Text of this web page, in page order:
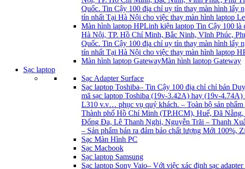
Quốc. Tin Cậy 100 địa chỉ uy tín thay màn hình
tín nhất Tại Hà Nội cho việc thay màn hình laptop
Màn hình laptop HPLinh kiện laptop Tin Cậy 100 là
Hà Nội, TP. Hồ Chí Minh, Bắc Ninh, Vĩnh Phúc,
Quốc. Tin Cậy 100 địa chỉ uy tín thay màn hình
tín nhất Tại Hà Nội cho việc thay màn hình laptop
Màn hình laptop GatewayMàn hình laptop Gateway
Sạc laptop
Sạc Adapter Surface
Sạc laptop Toshiba– Tin Cậy 100 địa chỉ chỉ bán
mã sạc laptop Toshiba (19v-3.42A) hay (19v-
L310 v.v… phục vụ quý khách. – Toàn bộ sản phẩm
Thành phố Hồ Chí Minh (TP.HCM), Huế, Đã
Đống Đa, Lê Thanh Nghị, Nguyễn Trãi – Thanh
– Sản phẩm bán ra đảm bảo chất lượng Mới
Sạc Màn Hình PC
Sạc Macbook
Sạc laptop Samsung
Sạc laptop Sony Vaio– Với việc xác định sạc